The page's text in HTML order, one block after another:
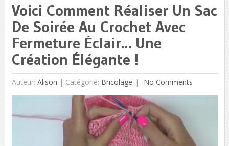
Voici Comment Réaliser Un Sac
De Soirée Au Crochet Avec
Fermeture Éclair… Une
Création Élégante !
Auteur: Alison | Catégorie: Bricolage No Comments